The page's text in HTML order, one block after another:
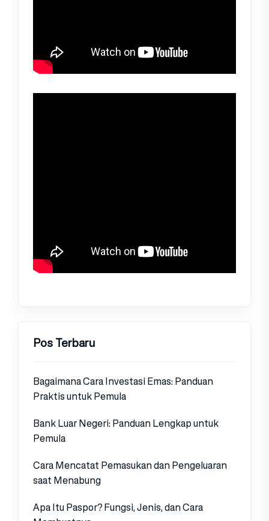
Pos Terbaru
Bagaimana Cara Investasi Emas: Panduan
Praktis untuk Pemula
Bank Luar Negeri: Panduan Lengkap untuk
Pemula
Cara Mencatat Pemasukan dan Pengeluaran
saat Menabung
Apa Itu Paspor? Fungsi, Jenis, dan Cara